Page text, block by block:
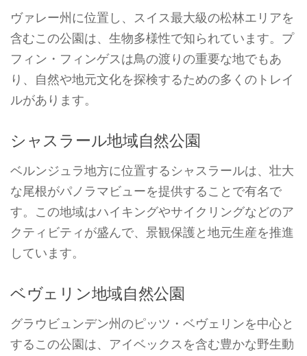
ヴァレー州に位置し、スイス最大級の松林エリアを
含むこの公園は、生物多様性で知られています。プ
フィン・フィンゲスは鳥の渡りの重要な地でもあ
り、自然や地元文化を探検するための多くのトレイ
ルがあります。
シャスラール地域自然公園
ベルンジュラ地方に位置するシャスラールは、壮大
な尾根がパノラマビューを提供することで有名で
す。この地域はハイキングやサイクリングなどのア
クティビティが盛んで、景観保護と地元生産を推進
しています。
ベヴェリン地域自然公園
グラウビュンデン州のピッツ・ベヴェリンを中心と
するこの公園は、アイベックスを含む豊かな野生動